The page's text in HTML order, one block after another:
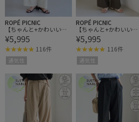
ROPÉ PICNIC
【ちゃんと+かわいい保
証】エアリーリネンライ
ク タックワイドパンツ/U
Vカット・速乾
¥5,995
116件
通気性
ROPÉ PICNIC
【ちゃんと+かわいい保
証】エアリーリネンライ
ク タックワイドパンツ/U
Vカット・速乾
¥5,995
116件
通気性